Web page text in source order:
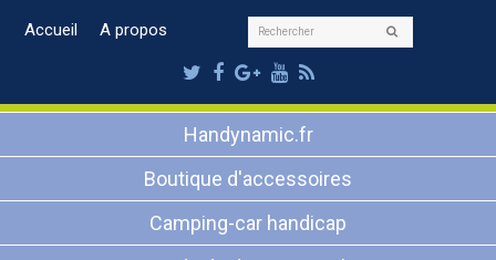
Accueil A propos Rechercher
Twitter
Facebook
Google
Plus
Youtube
RSS
Handynamic.fr
Boutique d'accessoires
Camping-car handicap